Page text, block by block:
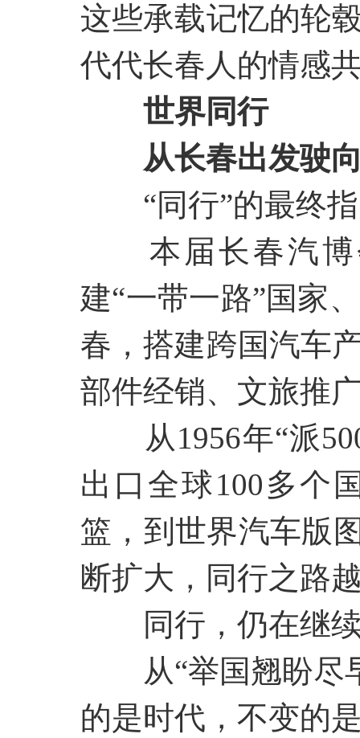
这些承载记忆的轮
代代长春人的情感
世界同行
从长春出发驶
“同行”的最终
本届长春汽
建“一带一路”国家
春，搭建跨国汽车
部件经销、文旅推
从1956年“派
出口全球100多个
篮，到世界汽车版
断扩大，同行之路
同行，仍在继
从“举国翘盼尽
的是时代，不变的